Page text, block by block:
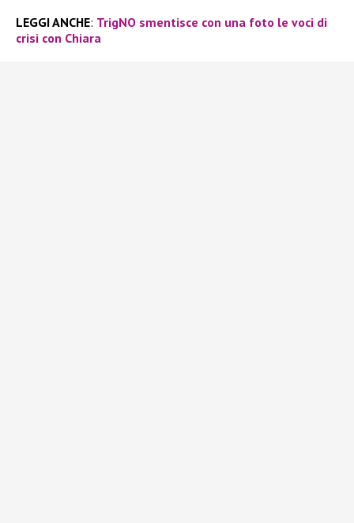
LEGGI ANCHE: TrigNO smentisce con una foto le voci di
crisi con Chiara